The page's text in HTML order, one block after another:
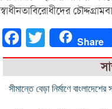
স্বাধীনতাবিরোধীদের
FacebookTwitter Share
সীমান্তে বেড়া নির্মাণে